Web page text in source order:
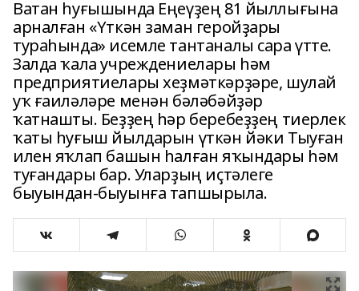
Ватан һуғышында Еңеүҙең 81 йыллығына
арналған «Үткән заман геройҙары
тураһында» исемле тантаналы сара үтте.
Залда ҡала учреждениелары һәм
предприятиелары хеҙмәткәрҙәре, шулай
уҡ ғаиләләре менән бәләбәйҙәр
ҡатнашты. Беҙҙең һәр беребеҙҙең тиерлек
ҡаты һуғыш йылдарын үткән йәки Тыуған
илен яҡлап башын һалған яҡындары һәм
туғандары бар. Уларҙың иҫтәлеге
быуындан-быуынға тапшырыла.